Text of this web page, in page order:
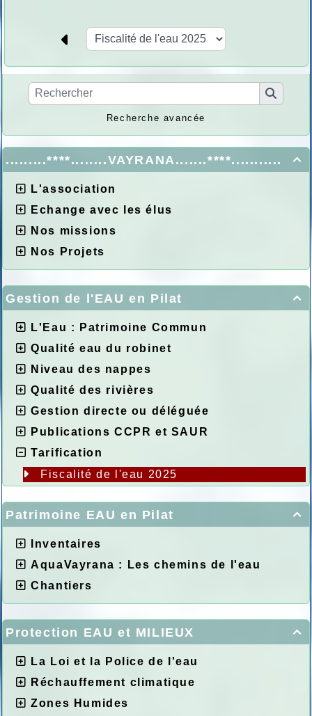
Recherche avancée

.........****........VAYRANA.......****...........
L'association
Echange avec les élus
Nos missions
Nos Projets

Gestion de l'EAU en Pilat
L'Eau : Patrimoine Commun
Qualité eau du robinet
Niveau des nappes
Qualité des rivières
Gestion directe ou déléguée
Publications CCPR et SAUR
Tarification
Fiscalité de l'eau 2025

Patrimoine EAU en Pilat
Inventaires
AquaVayrana : Les chemins de l'eau
Chantiers

Protection EAU et MILIEUX
La Loi et la Police de l'eau
Réchauffement climatique
Zones Humides